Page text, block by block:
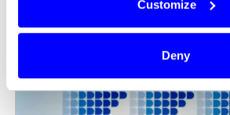
Customize
Deny